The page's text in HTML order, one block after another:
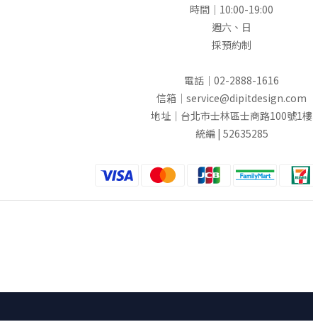
時間｜10:00-19:00
週六、日
採預約制
電話｜02-2888-1616
信箱｜service@dipitdesign.com
地址｜台北市士林區士商路100號1樓
統編 | 52635285